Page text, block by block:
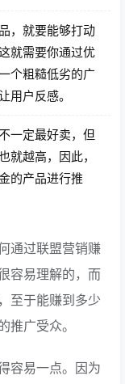
，就要能够打动
就需要你通过优
个粗糙低劣的广
用户反感。
一定最好卖，但
就越高，因此，
的产品进行推
通过联盟营销赚
容易理解的，而
至于能赚到多少
推广受众。
容易一点。因为